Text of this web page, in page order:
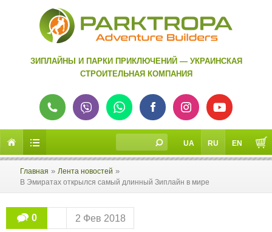
ЗИПЛАЙНЫ И ПАРКИ ПРИКЛЮЧЕНИЙ — УКРАИНСКАЯ
СТРОИТЕЛЬНАЯ КОМПАНИЯ
UA RU EN
Главная » Лента новостей »
В Эмиратах открылся самый длинный Зиплайн в мире
0 2 Фев 2018